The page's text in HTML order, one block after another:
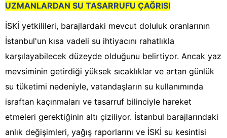
UZMANLARDAN SU TASARRUFU ÇAĞRISI
İSKİ yetkilileri, barajlardaki mevcut doluluk oranlarının
İstanbul'un kısa vadeli su ihtiyacını rahatlıkla
karşılayabilecek düzeyde olduğunu belirtiyor. Ancak yaz
mevsiminin getirdiği yüksek sıcaklıklar ve artan günlük
su tüketimi nedeniyle, vatandaşların su kullanımında
israftan kaçınmaları ve tasarruf bilinciyle hareket
etmeleri gerektiğinin altı çiziliyor. İstanbul barajlarındaki
anlık değişimleri, yağış raporlarını ve İSKİ su kesintisi